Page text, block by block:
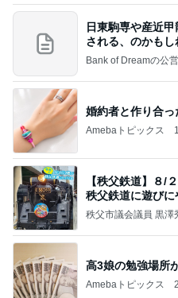
日東駒専や産近
される、のかもし
Bank of Dreamの公
婚約者と作り合
Amebaトピックス
【秩父鉄道】８/
秩父鉄道に遊び
秩父市議会議員 黒澤
高3娘の勉強場所
Amebaトピックス